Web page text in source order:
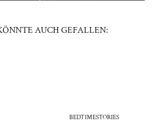
AUCH GEFALLEN:
BEDTIMESTORIES